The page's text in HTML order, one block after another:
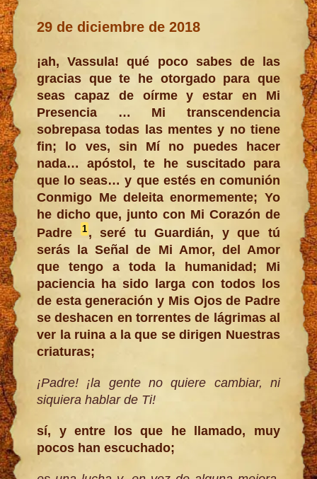
29 de diciembre de 2018
¡ah, Vassula! qué poco sabes de las
gracias que te he otorgado para que
seas capaz de oírme y estar en Mi
Presencia … Mi transcendencia
sobrepasa todas las mentes y no tiene
fin; lo ves, sin Mí no puedes hacer
nada… apóstol, te he suscitado para
que lo seas… y que estés en comunión
Conmigo Me deleita enormemente; Yo
he dicho que, junto con Mi Corazón de
Padre
1, seré tu Guardián, y que tú
serás la Señal de Mi Amor, del Amor
que tengo a toda la humanidad; Mi
paciencia ha sido larga con todos los
de esta generación y Mis Ojos de Padre
se deshacen en torrentes de lágrimas al
ver la ruina a la que se dirigen Nuestras
criaturas;
¡Padre! ¡la gente no quiere cambiar, ni
siquiera hablar de Ti!
sí, y entre los que he llamado, muy
pocos han escuchado;